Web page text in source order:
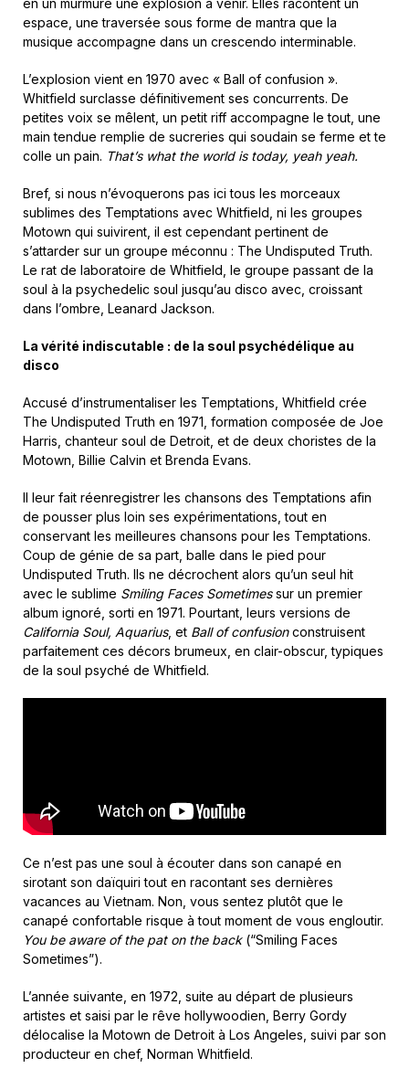
espace, une traversée sous forme de mantra que la
musique accompagne dans un crescendo interminable.
L’explosion vient en 1970 avec « Ball of confusion ».
Whitfield surclasse définitivement ses concurrents. De
petites voix se mêlent, un petit riff accompagne le tout, une
main tendue remplie de sucreries qui soudain se ferme et te
colle un pain. That’s what the world is today, yeah yeah.
Bref, si nous n’évoquerons pas ici tous les morceaux
sublimes des Temptations avec Whitfield, ni les groupes
Motown qui suivirent, il est cependant pertinent de
s’attarder sur un groupe méconnu : The Undisputed Truth.
Le rat de laboratoire de Whitfield, le groupe passant de la
soul à la psychedelic soul jusqu’au disco avec, croissant
dans l’ombre, Leanard Jackson.
La vérité indiscutable : de la soul psychédélique au
disco
Accusé d’instrumentaliser les Temptations, Whitfield crée
The Undisputed Truth en 1971, formation composée de Joe
Harris, chanteur soul de Detroit, et de deux choristes de la
Motown, Billie Calvin et Brenda Evans.
Il leur fait réenregistrer les chansons des Temptations afin
de pousser plus loin ses expérimentations, tout en
conservant les meilleures chansons pour les Temptations.
Coup de génie de sa part, balle dans le pied pour
Undisputed Truth. Ils ne décrochent alors qu’un seul hit
avec le sublime Smiling Faces Sometimessur un premier
album ignoré, sorti en 1971. Pourtant, leurs versions de
California Soul, Aquarius, et Ball of confusionconstruisent
parfaitement ces décors brumeux, en clair-obscur, typiques
de la soul psyché de Whitfield.
Ce n’est pas une soul à écouter dans son canapé en
sirotant son daïquiri tout en racontant ses dernières
vacances au Vietnam. Non, vous sentez plutôt que le
canapé confortable risque à tout moment de vous engloutir.
You be aware of the pat on the back(“Smiling Faces
Sometimes”).
L’année suivante, en 1972, suite au départ de plusieurs
artistes et saisi par le rêve hollywoodien, Berry Gordy
délocalise la Motown de Detroit à Los Angeles, suivi par son
producteur en chef, Norman Whitfield.